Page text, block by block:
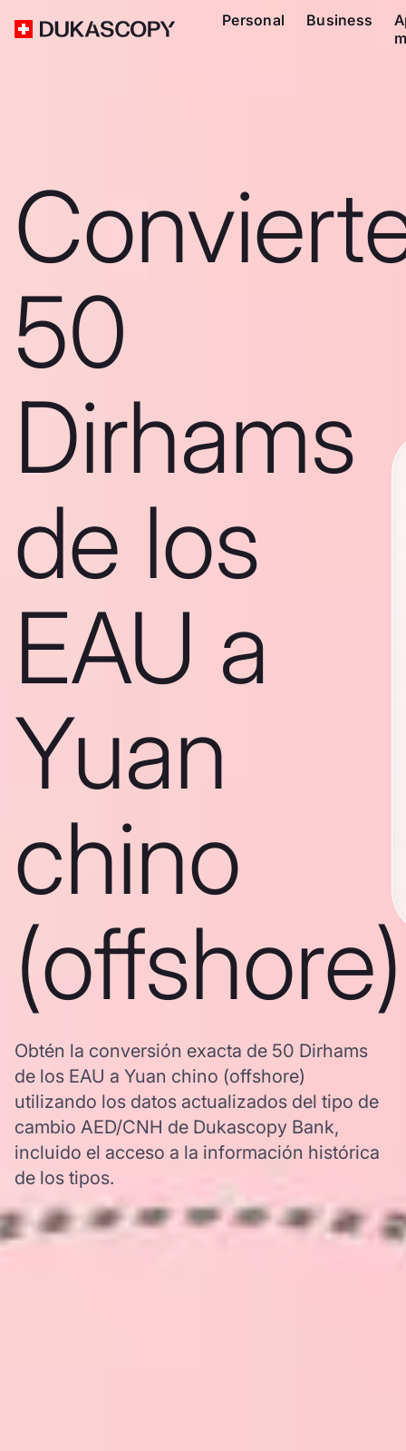
Personal Business
50
Dirhams
de los
EAU a
Yuan
chino
(offshore)
Obtén la conversión exacta de 50 Dirhams
de los EAU a Yuan chino (offshore)
utilizando los datos actualizados del tipo de
cambio AED/CNH de Dukascopy Bank,
incluido el acceso a la información histórica
de los tipos.